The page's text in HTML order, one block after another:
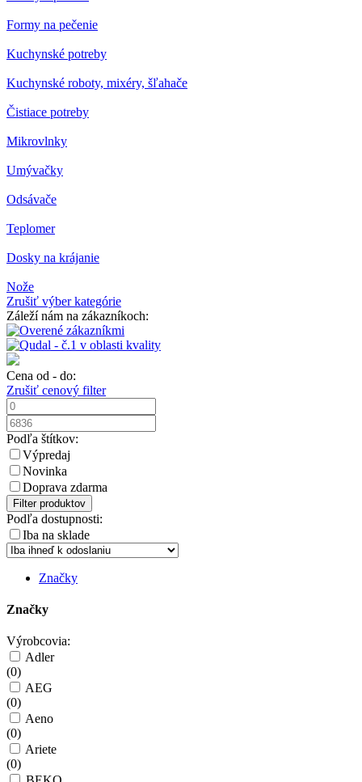
Formy na pečenie
Kuchynské potreby
Kuchynské roboty, mixéry, šľahače
Čistiace potreby
Mikrovlnky
Umývačky
Odsávače
Teplomer
Dosky na krájanie
Nože
Zrušiť výber kategórie
Záleží nám na zákazníkoch:
Cena od - do:
Zrušiť cenový filter
Podľa štítkov:
Výpredaj
Novinka
Doprava zdarma
Filter produktov
Podľa dostupnosti:
Iba na sklade
Značky
Značky
Výrobcovia:
Adler
(0)
AEG
(0)
Aeno
(0)
Ariete
(0)